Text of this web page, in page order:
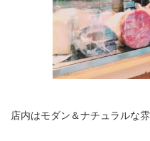
店内はモダン＆ナチュラルな